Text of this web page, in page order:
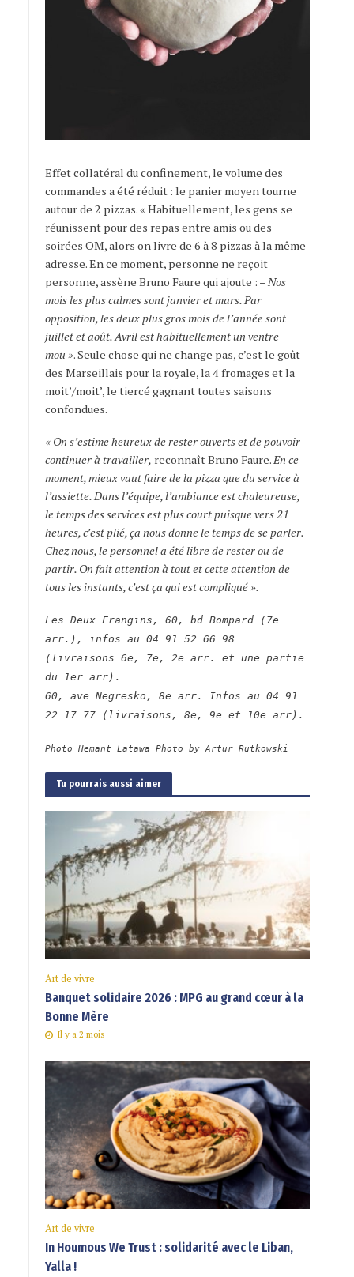
Effet collatéral du confinement, le volume des
commandes a été réduit : le panier moyen tourne
autour de 2 pizzas. « Habituellement, les gens se
réunissent pour des repas entre amis ou des
soirées OM, alors on livre de 6 à 8 pizzas à la même
adresse. En ce moment, personne ne reçoit
personne, assène Bruno Faure qui ajoute : –Nos
mois les plus calmes sont janvier et mars. Par
opposition, les deux plus gros mois de l’année sont
juillet et août. Avril est habituellement un ventre
mou ». Seule chose qui ne change pas, c’est le goût
des Marseillais pour la royale, la 4 fromages et la
moit’/moit’, le tiercé gagnant toutes saisons
confondues.
« On s’estime heureux de rester ouverts et de pouvoir
continuer à travailler, reconnaît Bruno Faure.En ce
moment, mieux vaut faire de la pizza que du service à
l’assiette. Dans l’équipe, l’ambiance est chaleureuse,
le temps des services est plus court puisque vers 21
heures, c’est plié, ça nous donne le temps de se parler.
Chez nous, le personnel a été libre de rester ou de
partir. On fait attention à tout et cette attention de
tous les instants, c’est ça qui est compliqué ».
Les Deux Frangins, 60, bd Bompard (7e
arr.), infos au 04 91 52 66 98
(livraisons 6e, 7e, 2e arr. et une partie
du 1er arr).
60, ave Negresko, 8e arr. Infos au 04 91
22 17 77 (livraisons, 8e, 9e et 10e arr).
Photo Hemant Latawa Photo by Artur Rutkowski
Tu pourrais aussi aimer
Art de vivre
Banquet solidaire 2026 : MPG au grand cœur à la
Bonne Mère
Il y a 2 mois
Art de vivre
In Houmous We Trust : solidarité avec le Liban,
Yalla !